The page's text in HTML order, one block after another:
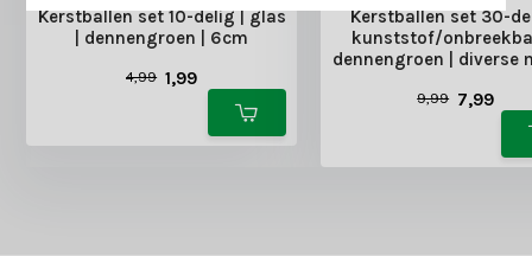
Kerstballen set 10-delig | glas
| dennengroen | 6cm
4,99 1,99
Kerstballen set 30-
kunststof/
dennengroen | diverse
9,99 7,99